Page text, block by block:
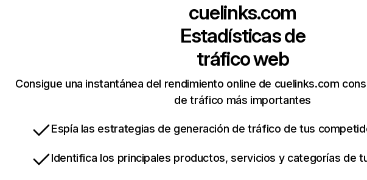
cuelinks.com
Estadísticas de
tráfico web
Consigue una instantánea del rendimiento online de cuelinks.com
de tráfico más importantes
Espía las estrategias de generación de tráfico de tus
Identifica los principales productos, servicios y categorías de